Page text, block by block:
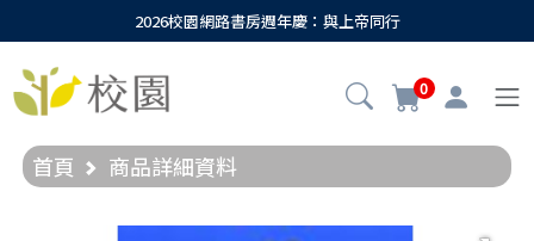
2026校園網路書房週年慶：與上帝同行
0
首頁 商品詳細資料